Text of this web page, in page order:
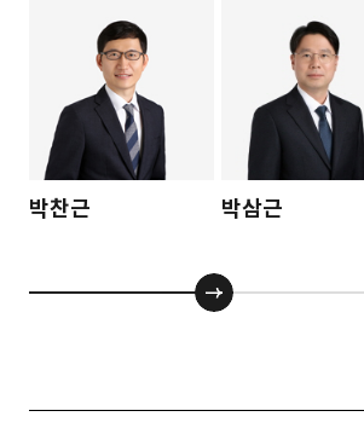
박찬근 박삼근